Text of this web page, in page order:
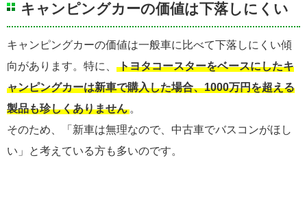
キャンピングカーの価値は下落しにくい
キャンピングカーの価値は一般車に比べて下落しにくい傾
向があります。特に、
トヨタコースターをベースにしたキ
ャンピングカーは新車で購入した場合、1000万円を超える
製品も珍しくありません 。
そのため、「新車は無理なので、中古車でバスコンがほし
い」と考えている方も多いのです。